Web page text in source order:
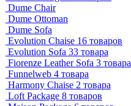
Dume Chair
Dume Ottoman
Dume Sofa
Evolution Chaise 16 товаров
Evolution Sofa 33 товара
Fiorenze Leather Sofa 3 товара
Funnelweb 4 товара
Harmony Chaise 2 товара
Loft Package 8 товаров